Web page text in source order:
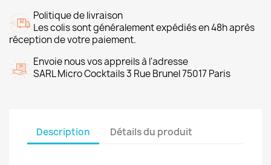
Politique de livraison
Les colis sont généralement expédiés en 48h après
réception de votre paiement.
Envoie nous vos appreils à l'adresse
SARL Micro Cocktails 3 Rue Brunel 75017 Paris
Description Détails du produit